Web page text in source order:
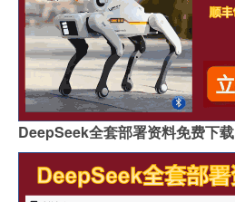
DeepSeek全套部署资料免费下载